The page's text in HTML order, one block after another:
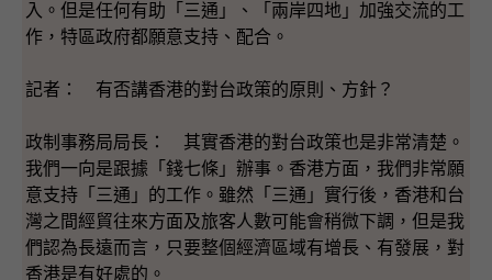
入。但是任何有助「三通」、「兩岸四地」加強交流的工
作，特區政府都願意支持、配合。
記者： 有否講香港的對台政策的原則、方針？
政制事務局局長： 其實香港的對台政策也是非常清楚。
我們一向是跟據「錢七條」辦事。香港方面，我們非常願
意支持「三通」的工作。雖然「三通」實行後，香港和台
灣之間經貿往來方面及旅客人數可能會稍微下調，但是我
們認為長遠而言，只要整個經濟區域有增長、有發展，對
香港是有好處的。